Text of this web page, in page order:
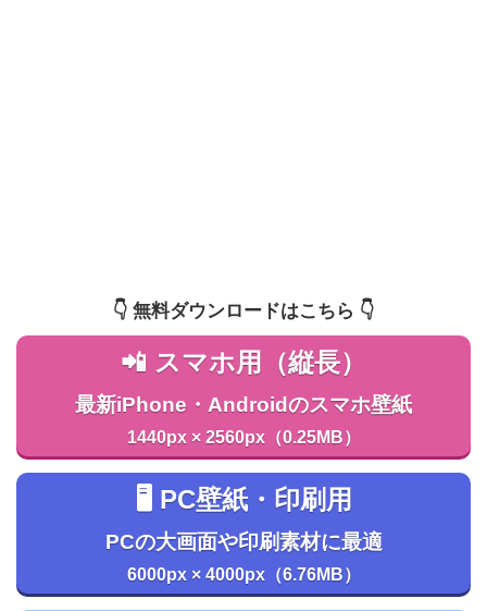
👇️ 無料ダウンロードはこちら 👇️
📲 スマホ用（縦長）
最新iPhone・Androidのスマホ壁紙
1440px × 2560px（0.25MB）
🖥️ PC壁紙・印刷用
PCの大画面や印刷素材に最適
6000px × 4000px（6.76MB）